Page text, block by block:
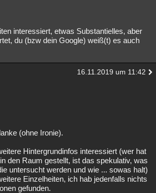
interessiert, etwas Substantielles, aber
du (bzw dein Google) weiß(t) es auch
16.11.2019 um 11:42
(ohne Ironie).
Hintergrundinfos interessiert (wer hat
den Raum gestellt, ist das spekulativ, was
untersucht werden und wie ... sowas halt)
Einzelheiten, ich hab jedenfalls nichts
gefunden.